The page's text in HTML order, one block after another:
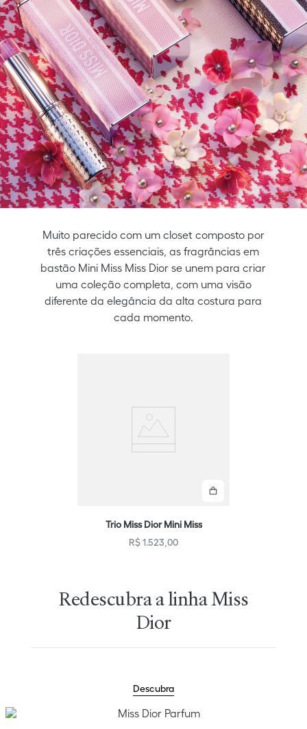
Muito parecido com um closet composto por
três criações essenciais, as fragrâncias em
bastão Mini Miss Miss Dior se unem para criar
uma coleção completa, com uma visão
diferente da elegância da alta costura para
cada momento.
Trio Miss Dior Mini Miss
R$1.523,00
Redescubra a linha Miss
Dior
Descubra